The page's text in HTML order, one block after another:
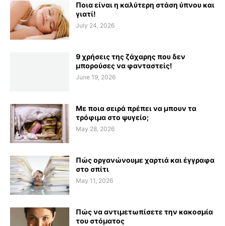
Ποια είναι η καλύτερη στάση ύπνου και
γιατί!
July 24, 2026
9 χρήσεις της ζάχαρης που δεν
μπορούσες να φανταστείς!
June 19, 2026
Με ποια σειρά πρέπει να μπουν τα
τρόφιμα στο ψυγείο;
May 28, 2026
Πώς οργανώνουμε χαρτιά και έγγραφα
στο σπίτι
May 11, 2026
Πώς να αντιμετωπίσετε την κακοσμία
του στόματος